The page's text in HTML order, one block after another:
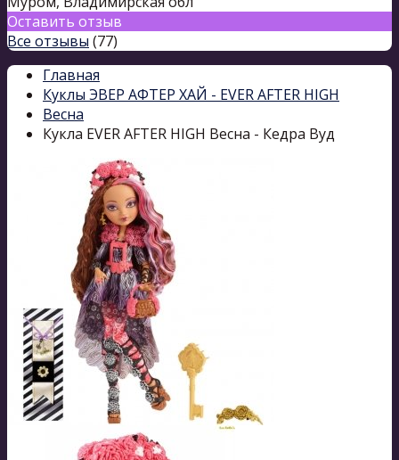
Оставить отзыв
Все отзывы (77)
Главная
Куклы ЭВЕР АФТЕР ХАЙ - EVER AFTER HIGH
Весна
Кукла EVER AFTER HIGH Весна - Кедра Вуд